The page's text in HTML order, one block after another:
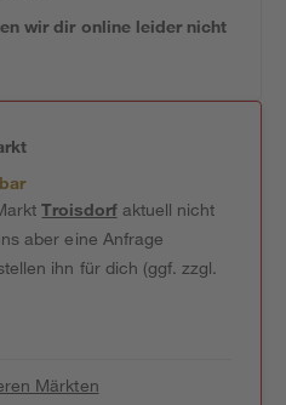
wir dir online leider nicht
Troisdorfaktuell nicht
aber eine Anfrage
ihn für dich (ggf. zzgl.
Märkten